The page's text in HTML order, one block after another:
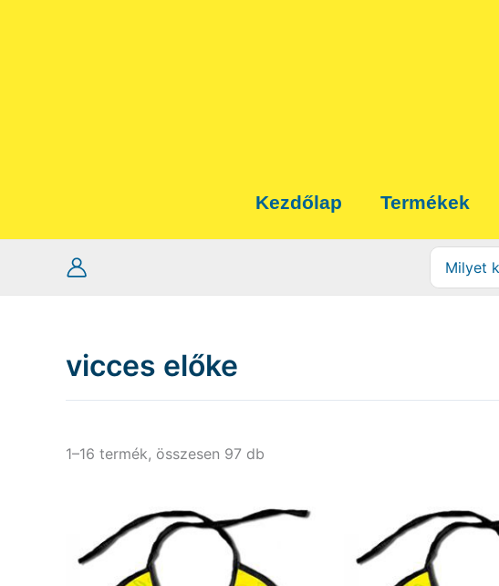
Kezdőlap Termékek
Search
for:
vicces előke
1–16 termék, összesen 97 db